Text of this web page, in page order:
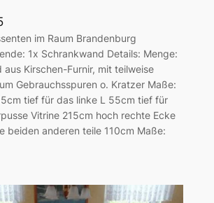
im Raum Brandenburg
1x Schrankwand Details: Menge:
aus Kirschen-Furnir, mit teilweise
Gebrauchsspuren o. Kratzer Maße:
tief für das linke L 55cm tief für
Vitrine 215cm hoch rechte Ecke
beiden anderen teile 110cm Maße: